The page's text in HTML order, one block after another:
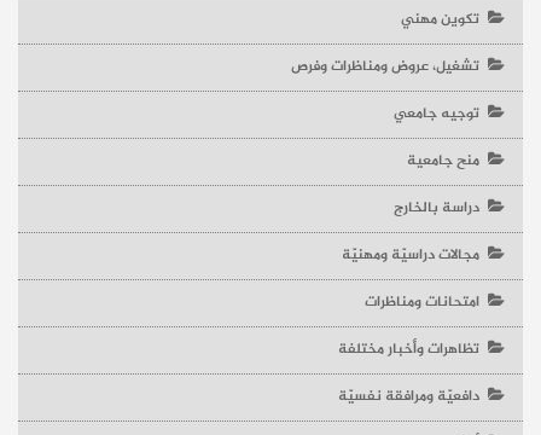
تكوين مهني
تشغيل، عروض ومناظرات وفرص
توجيه جامعي
منح جامعية
دراسة بالخارج
مجالات دراسيّة ومهنيّة
امتحانات ومناظرات
تظاهرات وأخبار مختلفة
دافعيّة ومرافقة نفسيّة